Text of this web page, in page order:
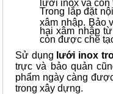
lưới inox và còn
Trong lắp đặt
xâm nhập. Bảo
hại xâm nhập
còn được chế
Sử dụng lưới inox
trực và bảo quản
phẩm ngày càng
trong xây dựng.